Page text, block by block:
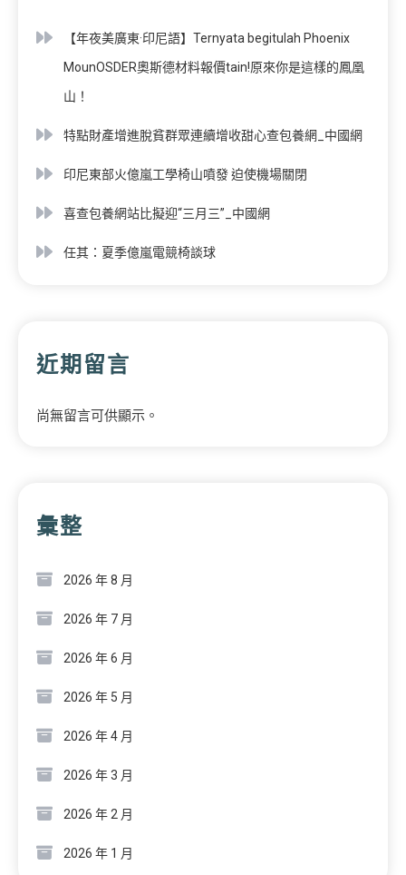
【年夜美廣東·印尼語】Ternyata begitulah Phoenix
MounOSDER奧斯德材料報價tain!原來你是這樣的鳳凰
山！
特點財產增進脫貧群眾連續增收甜心查包養網_中國網
印尼東部火億嵐工學椅山噴發 迫使機場關閉
喜查包養網站比擬迎“三月三”_中國網
任其：夏季億嵐電競椅談球
近期留言
尚無留言可供顯示。
彙整
2026 年 8 月
2026 年 7 月
2026 年 6 月
2026 年 5 月
2026 年 4 月
2026 年 3 月
2026 年 2 月
2026 年 1 月